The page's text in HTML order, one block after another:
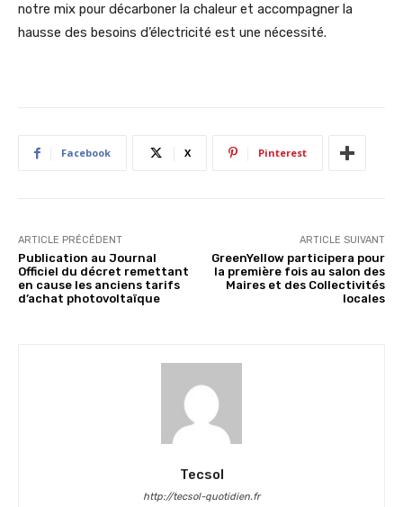
notre mix pour décarboner la chaleur et accompagner la
hausse des besoins d’électricité est une nécessité.
Facebook X Pinterest
ARTICLE PRÉCÉDENT
Publication au Journal
Officiel du décret remettant
en cause les anciens tarifs
d’achat photovoltaïque
ARTICLE SUIVANT
GreenYellow participera pour
la première fois au salon des
Maires et des Collectivités
locales
Tecsol
http://tecsol-quotidien.fr